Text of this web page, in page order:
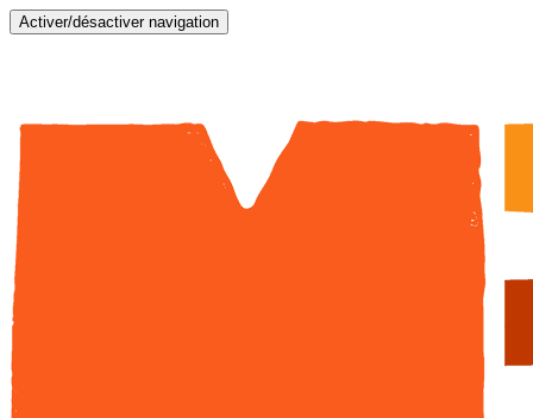
Activer/désactiver navigation